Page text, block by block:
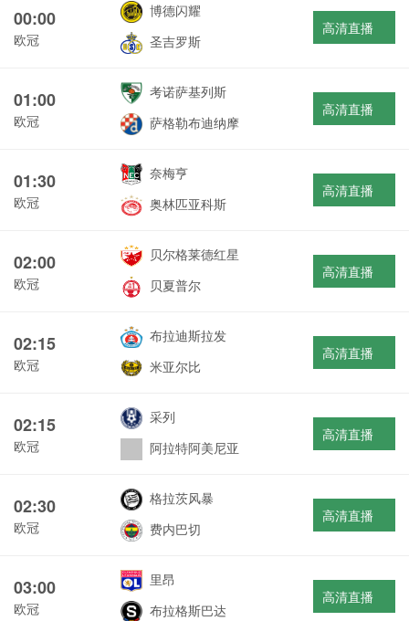
00:00
欧冠
博德闪耀
圣吉罗斯
高清直播
01:00
欧冠
考诺萨基列斯
萨格勒布迪纳摩
高清直播
01:30
欧冠
奈梅亨
奥林匹亚科斯
高清直播
02:00
欧冠
贝尔格莱德红星
贝夏普尔
高清直播
02:15
欧冠
布拉迪斯拉发
米亚尔比
高清直播
02:15
欧冠
采列
阿拉特阿美尼亚
高清直播
02:30
欧冠
格拉茨风暴
费内巴切
高清直播
03:00
欧冠
里昂
布拉格斯巴达
高清直播